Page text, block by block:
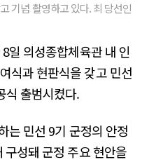
기념 촬영하고 있다. 최 당선인
일 의성종합체육관 내 인
식과 현판식을 갖고 민선
식 출범시켰다.
는 민선 9기 군정의 안정
구성돼 군정 주요 현안을